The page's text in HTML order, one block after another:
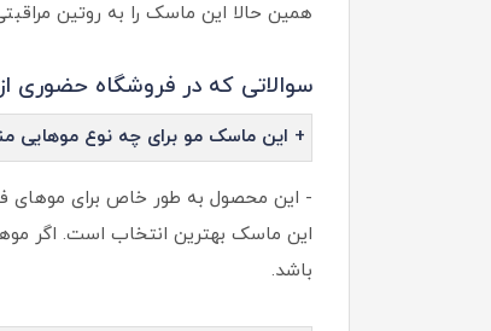
همین حالا این ماسک را به روتین
سوالاتی که در فروشگاه حضوری
+ این ماسک مو برای چه نوع موهایی
- این محصول به طور خاص برای موهای
این ماسک بهترین انتخاب است. اگر
باشد.